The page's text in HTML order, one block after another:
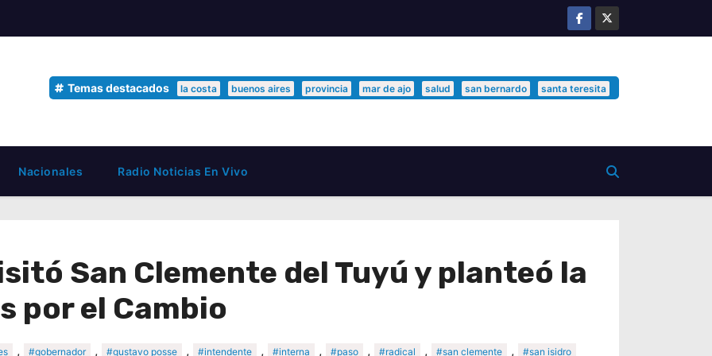
Temas destacados la costa buenos aires provincia mar de ajo salud san bernardo santa teresita
Nacionales Radio Noticias En Vivo
San Clemente del Tuyú y planteó la
por el Cambio
, #gobernador , #gustavo posse , #intendente , #interna , #paso , #radical , #san clemente , #san isidro